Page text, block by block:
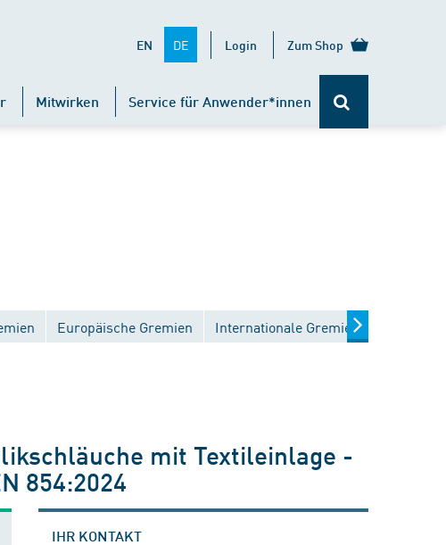
EN DE Login Zum Shop
Mitwirken Service für Anwender*innen
Europäische Gremien Internationale Gremien
mit Textileinlage -
854:2024
IHR KONTAKT